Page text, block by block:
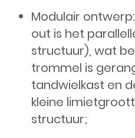
Modulair
out is het
structuur), wat
trommel is
tandwielkast en
kleine
structuur;